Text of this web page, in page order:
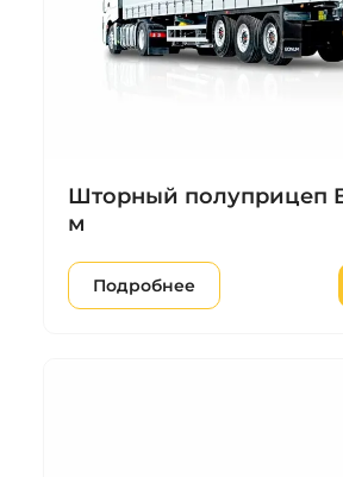
Шторный полуприцеп
м
Подробнее